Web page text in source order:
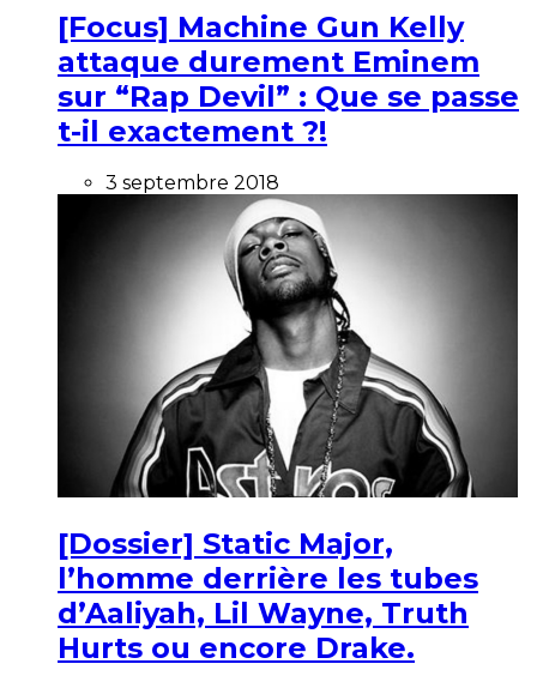
[Focus] Machine Gun Kelly
attaque durement Eminem
sur “Rap Devil” : Que se passe
t-il exactement ?!
3 septembre 2018
[Dossier] Static Major,
l’homme derrière les tubes
d’Aaliyah, Lil Wayne, Truth
Hurts ou encore Drake.